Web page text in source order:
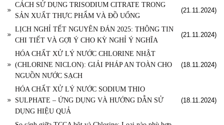
CÁCH SỬ DỤNG TRISODIUM CITRATE TRONG
SẢN XUẤT THỰC PHẨM VÀ ĐỒ UỐNG
(21.11.2024)
LỊCH NGHỈ TẾT NGUYÊN ĐÁN 2025: THÔNG TIN
CHI TIẾT VÀ GỢI Ý CHO KỲ NGHỈ Ý NGHĨA
(21.11.2024)
HÓA CHẤT XỬ LÝ NƯỚC CHLORINE NHẬT
(CHLORINE NICLON): GIẢI PHÁP AN TOÀN CHO
NGUỒN NƯỚC SẠCH
(18.11.2024)
HÓA CHẤT XỬ LÝ NƯỚC SODIUM THIO
SULPHATE – ỨNG DỤNG VÀ HƯỚNG DẪN SỬ
DỤNG HIỆU QUẢ
(18.11.2024)